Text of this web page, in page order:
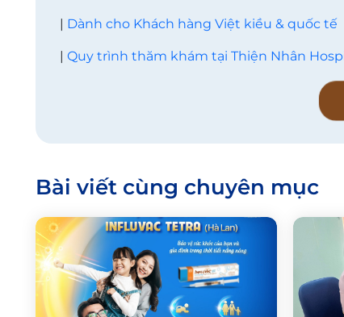
| Dành cho Khách hàng Việt kiều & quốc tế
| Quy trình thăm khám tại Thiện Nhân
Bài viết cùng chuyên mục